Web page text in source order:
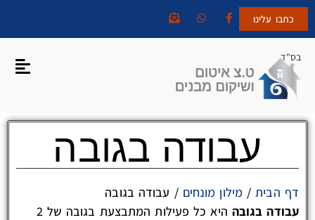
כתבו עלינו
בס"ד
עבודה בגובה
דף הבית /מילון מונחים / עבודה בגובה
עבודה בגובה
היא כל פעילות המתבצעת בגובה של 2